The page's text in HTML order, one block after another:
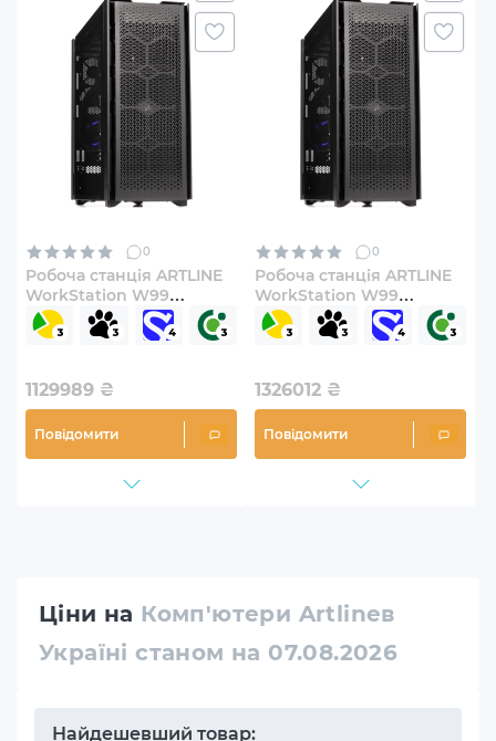
0
Робоча станція ARTLINE
WorkStation W99
Windows 11 Pro
(W99v114Win)
1129989 ₴
Повідомити
0
Робоча станція ARTLINE
WorkStation W99
Windows 11 Pro
(W99v117Win)
1326012 ₴
Повідомити
Ціни на Комп'ютери Artlineв
Україні станом на 07.08.2026
Найдешевший товар: